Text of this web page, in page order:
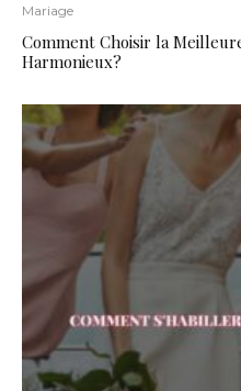
Mariage
Comment Choisir la
Harmonieux?